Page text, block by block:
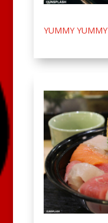
YUMMY YUMMY